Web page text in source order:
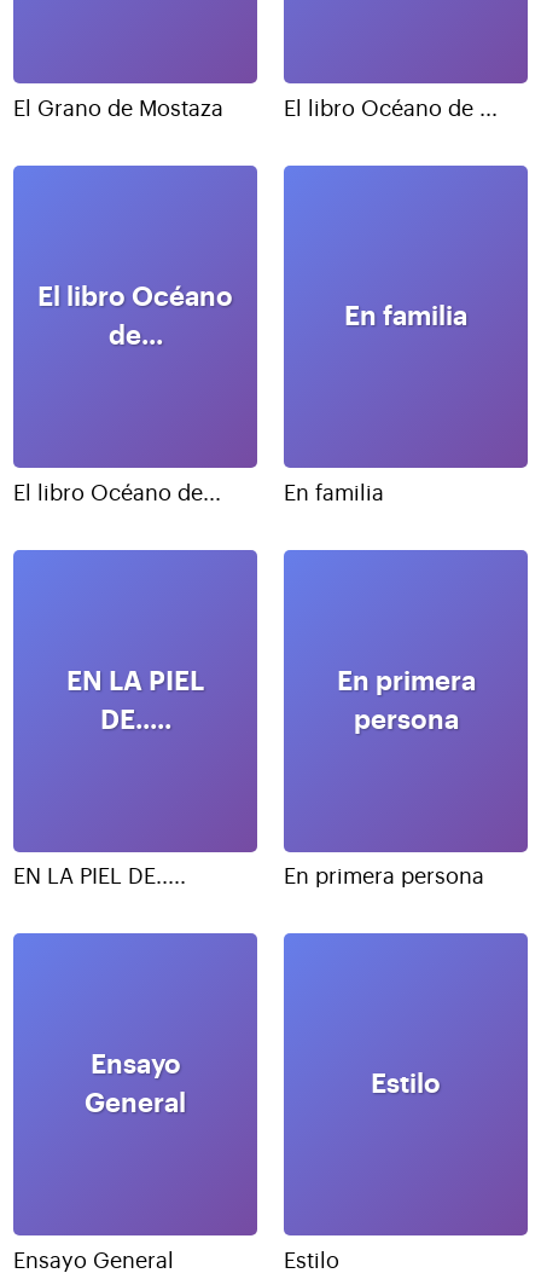
El Grano de Mostaza El libro Océano de ...
El libro Océano
de...
El libro Océano de...
En familia
En familia
EN LA PIEL
DE.....
EN LA PIEL DE.....
En primera
persona
En primera persona
Ensayo
General
Ensayo General
Estilo
Estilo